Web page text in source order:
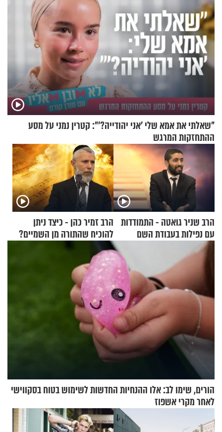
"שאלתי את אמא שלי 'אני יהודייה?'": קטרין נמני על מסע
ההתחזקות המרגש
הרב שניר גואטה - התמודדות
עם נפילות בעבודת השם
הרב זמיר כהן - כיצד ניתן
להוכיח שהתורה מן השמיים?
הורים, שימו לב: אלו ההנחיות החדשות לשימוש בטוח בסקווישי
לאחר מקרי אשפוז